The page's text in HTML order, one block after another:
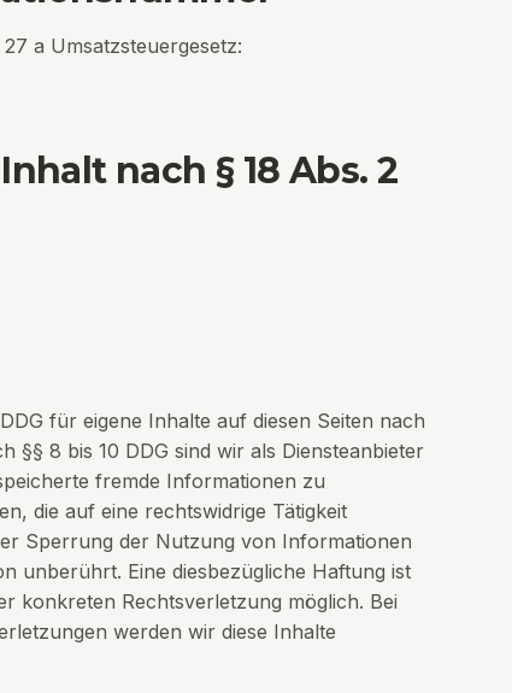
a Umsatzsteuergesetz:
nach § 18 Abs. 2
für eigene Inhalte auf diesen Seiten nach
§§ 8 bis 10 DDG sind wir als Diensteanbieter
fremde Informationen zu
die auf eine rechtswidrige Tätigkeit
Sperrung der Nutzung von Informationen
unberührt. Eine diesbezügliche Haftung ist
konkreten Rechtsverletzung möglich. Bei
werden wir diese Inhalte